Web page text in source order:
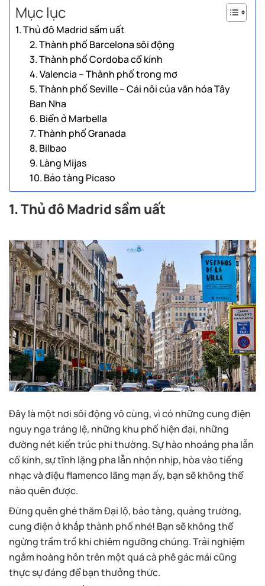
Mục lục
1. Thủ đô Madrid sầm uất
2. Thành phố Barcelona sôi động
3. Thành phố Cordoba cổ kính
4. Valencia – Thành phố trong mơ
5. Thành phố Seville – Cái nôi của văn hóa Tây
Ban Nha
6. Biển ở Marbella
7. Thành phố Granada
8. Bilbao
9. Làng Mijas
10. Bảo tàng Picaso
1. Thủ đô Madrid sầm uất
Đây là một nơi sôi động vô cùng, vì có những cung điện
nguy nga tráng lệ, những khu phố hiện đại, những
đường nét kiến trúc phi thường. Sự hào nhoáng pha lẫn
cổ kính, sự tĩnh lặng pha lẫn nhộn nhịp, hòa vào tiếng
nhạc và điệu flamenco lãng mạn ấy, bạn sẽ không thể
nào quên được.
Đừng quên ghé thăm Đại lộ, bảo tàng, quảng trường,
cung điện ở khắp thành phố nhé! Bạn sẽ không thể
ngừng trầm trồ khi chiêm ngưỡng chúng. Trải nghiệm
ngắm hoàng hôn trên một quá cà phê gác mái cũng
thực sự đáng để bạn thưởng thức.